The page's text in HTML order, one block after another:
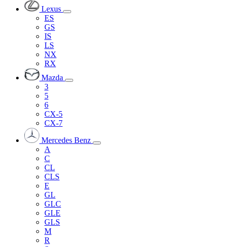
Lexus
ES
GS
IS
LS
NX
RX
Mazda
3
5
6
CX-5
CX-7
Mercedes Benz
A
C
CL
CLS
E
GL
GLC
GLE
GLS
M
R